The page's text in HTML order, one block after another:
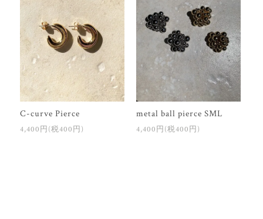
C-curve Pierce
4,400円(税400円)
metal ball pierce SML
4,400円(税400円)